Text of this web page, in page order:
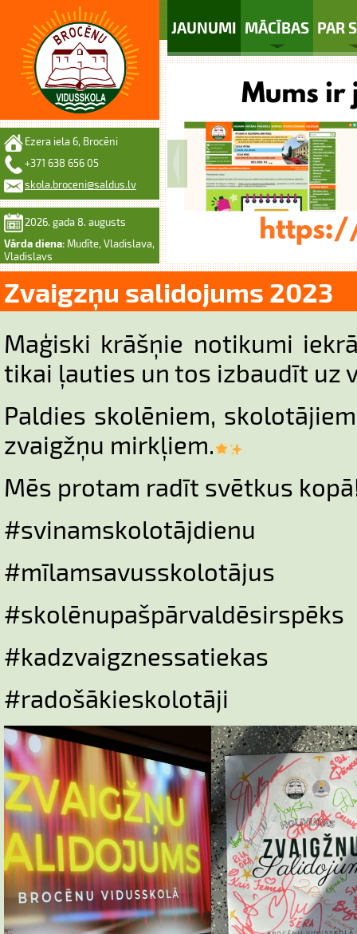
JAUNUMI MĀCĪBAS PAR
Ezera iela 6, Brocēni
+371 638 656 05
skola.broceni@saldus.lv
2026. gada 8. augusts
Vārda diena: Mudīte, Vladislava,
Vladislavs
Zvaigzņu salidojums 2023
Maģiski krāšņie notikumi
tikai ļauties un tos izbaudīt uz
Paldies skolēniem,
zvaigžņu mirkļiem.
Mēs protam radīt svētkus
#svinamskolotājdienu
#mīlamsavusskolotājus
#skolēnupašpārvaldēsirspēks
#kadzvaigznessatiekas
#radošākieskolotāji